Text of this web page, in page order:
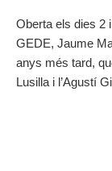
Oberta els dies 2
GEDE, Jaume
anys més tard,
Lusilla i l’Agustí